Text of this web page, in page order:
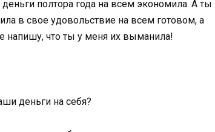
полтора года на всем экономила. А ты
в свое удовольствие на всем готовом, а
напишу, что ты у меня их выманила!
деньги на себя?